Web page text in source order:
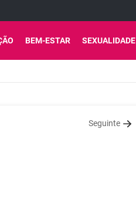
BEM-ESTAR SEXUALIDADE
Seguinte